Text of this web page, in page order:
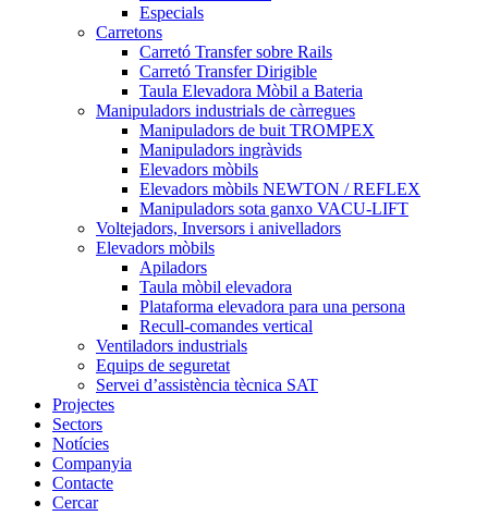
Especials
Carretons
Carretó Transfer sobre Rails
Carretó Transfer Dirigible
Taula Elevadora Mòbil a Bateria
Manipuladors industrials de càrregues
Manipuladors de buit TROMPEX
Manipuladors ingràvids
Elevadors mòbils
Elevadors mòbils NEWTON / REFLEX
Manipuladors sota ganxo VACU-LIFT
Voltejadors, Inversors i anivelladors
Elevadors mòbils
Apiladors
Taula mòbil elevadora
Plataforma elevadora para una persona
Recull-comandes vertical
Ventiladors industrials
Equips de seguretat
Servei d’assistència tècnica SAT
Projectes
Sectors
Notícies
Companyia
Contacte
Cercar